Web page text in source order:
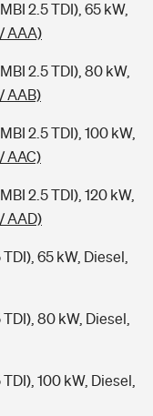
Kids
2.5 TDI), 65 kW,
AAA)
2.5 TDI), 80 kW,
AAB)
2.5 TDI), 100 kW,
AAC)
2.5 TDI), 120 kW,
AAD)
65 kW, Diesel,
80 kW, Diesel,
100 kW, Diesel,